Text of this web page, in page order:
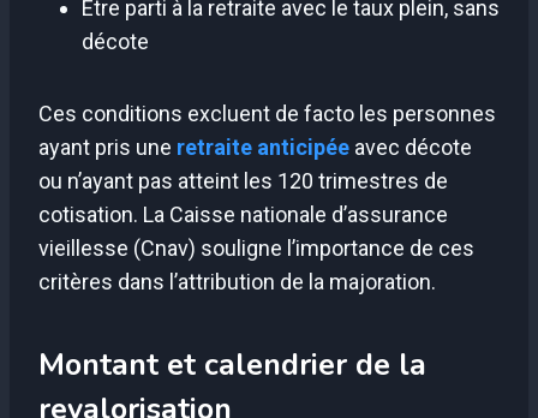
Être parti à la retraite avec le taux plein, sans
décote
Ces conditions excluent de facto les personnes
ayant pris une retraite anticipée avec décote
ou n’ayant pas atteint les 120 trimestres de
cotisation. La Caisse nationale d’assurance
vieillesse (Cnav) souligne l’importance de ces
critères dans l’attribution de la majoration.
Montant et calendrier de la
revalorisation